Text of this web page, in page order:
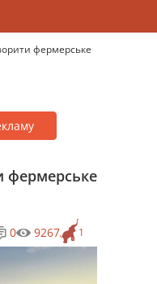
фермерське
фермерське
1
0 9267